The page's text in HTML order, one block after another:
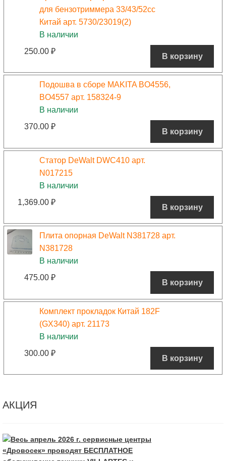
для бензотриммера 33/43/52сс
Китай арт. 5730/23019(2)
В наличии
250.00 ₽
В корзину
Подошва в сборе MAKITA BO4556,
BO4557 арт. 158324-9
В наличии
370.00 ₽
В корзину
Статор DeWalt DWC410 арт.
N017215
В наличии
1,369.00 ₽
В корзину
Плита опорная DeWalt N381728 арт.
N381728
В наличии
475.00 ₽
В корзину
Комплект прокладок Китай 182F
(GX340) арт. 21173
В наличии
300.00 ₽
В корзину
АКЦИЯ